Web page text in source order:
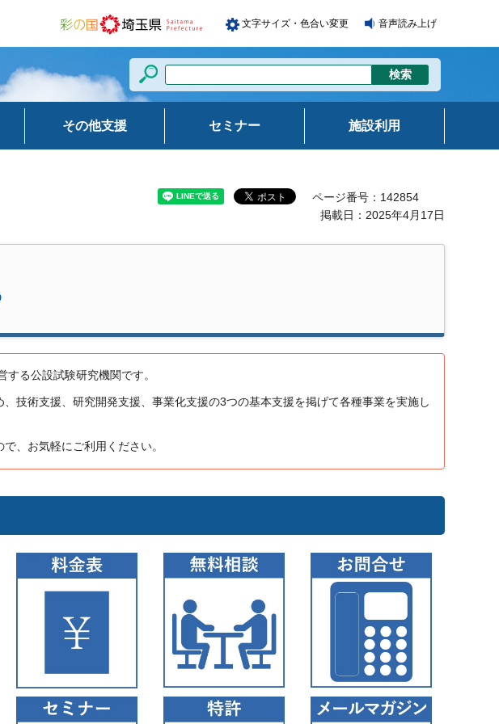
文字サイズ・色合い変更 音声読み上げ
その他支援 セミナー 施設利用
ページ番号：142854
掲載日：2025年4月17日
る公設試験研究機関です。
技術支援、研究開発支援、事業化支援の3つの基本支援を掲げて各種事業を実施し
、お気軽にご利用ください。